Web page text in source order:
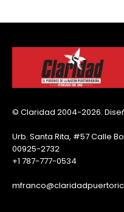
© Claridad 2004-2026.
Urb. Santa Rita, #57 Calle
00925-2732
+1 787-777-0534